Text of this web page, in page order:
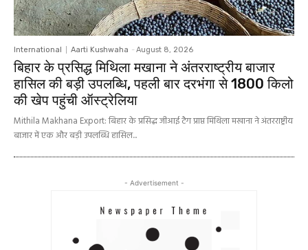
International Aarti Kushwaha - August 8, 2026
बिहार के प्रसिद्ध मिथिला मखाना ने अंतरराष्ट्रीय बाजार
हासिल की बड़ी उपलब्धि, पहली बार दरभंगा से 1800 किलो
की खेप पहुंची ऑस्ट्रेलिया
Mithila Makhana Export: बिहार के प्रसिद्ध जीआई टैग प्राप्त मिथिला मखाना ने अंतरराष्ट्रीय
बाजार में एक और बड़ी उपलब्धि हासिल...
- Advertisement -